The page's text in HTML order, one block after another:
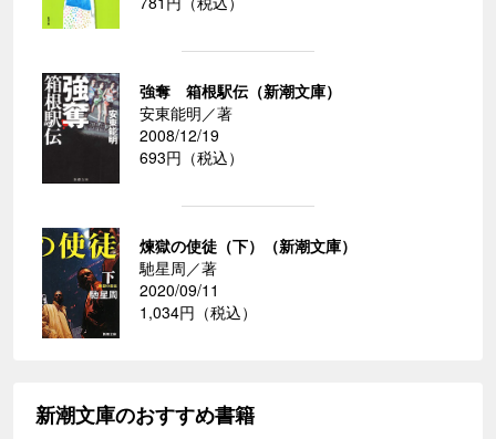
強奪 箱根駅伝（新潮文庫）
安東能明／著
2008/12/19
693円（税込）
煉獄の使徒（下）（新潮文庫）
馳星周／著
2020/09/11
1,034円（税込）
新潮文庫のおすすめ書籍